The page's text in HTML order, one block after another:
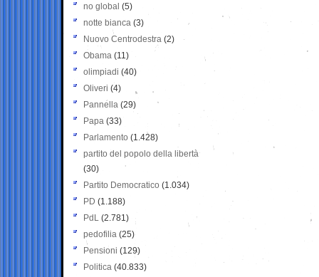
no global (5)
notte bianca (3)
Nuovo Centrodestra (2)
Obama (11)
olimpiadi (40)
Oliveri (4)
Pannella (29)
Papa (33)
Parlamento (1.428)
partito del popolo della libertà
(30)
Partito Democratico (1.034)
PD (1.188)
PdL (2.781)
pedofilia (25)
Pensioni (129)
Politica (40.833)